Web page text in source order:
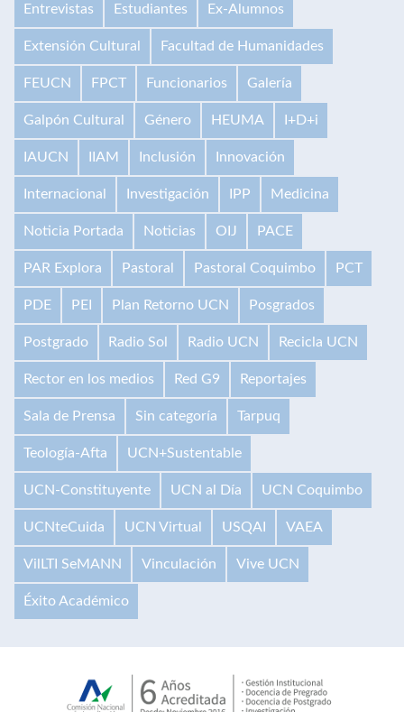
Entrevistas Estudiantes Ex-Alumnos
Extensión Cultural Facultad de Humanidades
FEUCN FPCT Funcionarios Galería
Galpón Cultural Género HEUMA I+D+i
IAUCN IIAM Inclusión Innovación
Internacional Investigación IPP Medicina
Noticia Portada Noticias OIJ PACE
PAR Explora Pastoral Pastoral Coquimbo PCT
PDE PEI Plan Retorno UCN Posgrados
Postgrado Radio Sol Radio UCN Recicla UCN
Rector en los medios Red G9 Reportajes
Sala de Prensa Sin categoría Tarpuq
Teología-Afta UCN+Sustentable
UCN-Constituyente UCN al Día UCN Coquimbo
UCNteCuida UCN Virtual USQAI VAEA
VilLTI SeMANN Vinculación Vive UCN
Éxito Académico